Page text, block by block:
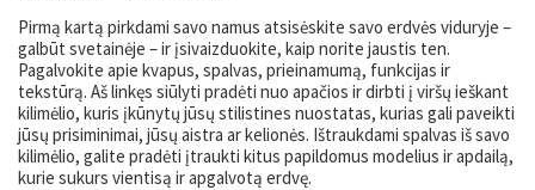
Pirmą kartą pirkdami savo namus atsisėskite savo erdvės viduryje –
galbūt svetainėje – ir įsivaizduokite, kaip norite jaustis ten.
Pagalvokite apie kvapus, spalvas, prieinamumą, funkcijas ir
tekstūrą. Aš linkęs siūlyti pradėti nuo apačios ir dirbti į viršų ieškant
kilimėlio, kuris įkūnytų jūsų stilistines nuostatas, kurias gali paveikti
jūsų prisiminimai, jūsų aistra ar kelionės. Ištraukdami spalvas iš savo
kilimėlio, galite pradėti įtraukti kitus papildomus modelius ir apdailą,
kurie sukurs vientisą ir apgalvotą erdvę.